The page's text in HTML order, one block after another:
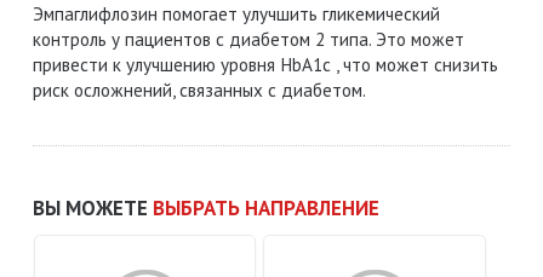
Эмпаглифлозин помогает улучшить гликемический
контроль у пациентов с диабетом 2 типа. Это может
привести к улучшению уровня HbA1c , что может снизить
риск осложнений, связанных с диабетом.
ВЫ МОЖЕТЕ ВЫБРАТЬ НАПРАВЛЕНИЕ